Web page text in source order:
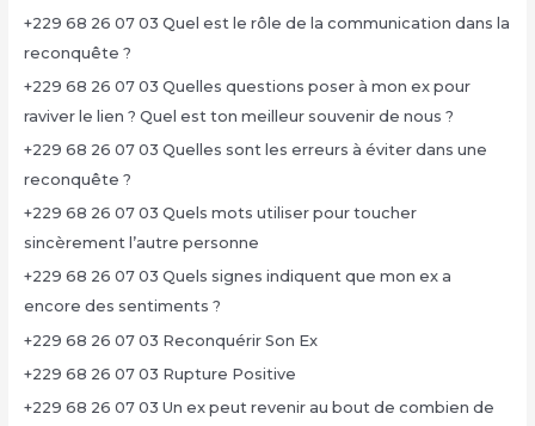
+229 68 26 07 03 Quel est le rôle de la communication dans la
reconquête ?
+229 68 26 07 03 Quelles questions poser à mon ex pour
raviver le lien ? Quel est ton meilleur souvenir de nous ?
+229 68 26 07 03 Quelles sont les erreurs à éviter dans une
reconquête ?
+229 68 26 07 03 Quels mots utiliser pour toucher
sincèrement l’autre personne
+229 68 26 07 03 Quels signes indiquent que mon ex a
encore des sentiments ?
+229 68 26 07 03 Reconquérir Son Ex
+229 68 26 07 03 Rupture Positive
+229 68 26 07 03 Un ex peut revenir au bout de combien de